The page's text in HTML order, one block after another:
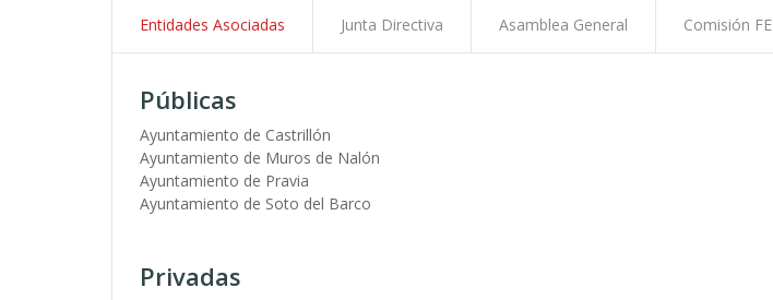
ayuda
la
navegación
Entidades Asociadas Junta Directiva Asamblea General Comisión
Públicas
Ayuntamiento de Castrillón
Ayuntamiento de Muros de Nalón
Ayuntamiento de Pravia
Ayuntamiento de Soto del Barco
Privadas